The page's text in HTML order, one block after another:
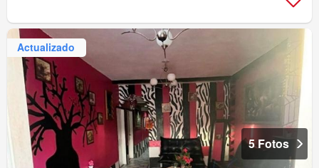
Actualizado
5 Fotos